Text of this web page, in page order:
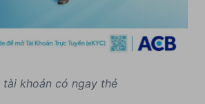
tài khoản có ngay thẻ